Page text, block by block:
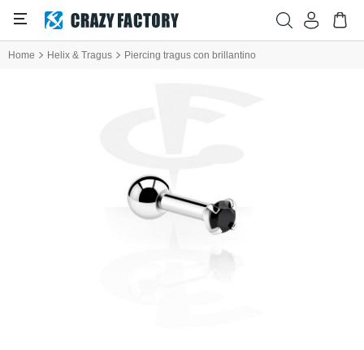
Home Helix & Tragus Piercing tragus con brillantino